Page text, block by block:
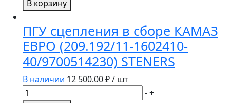
740.51-
1308012
Накладка
колодки
КАМАЗ
к/
т
8шт.+заклеп.
сверленая,
В корзину
ПГУ сцепления в сборе КАМАЗ
ЕВРО (209.192/11-1602410-
40/9700514230) STENERS
В наличии 12 500.00₽ / шт
Количество
-+